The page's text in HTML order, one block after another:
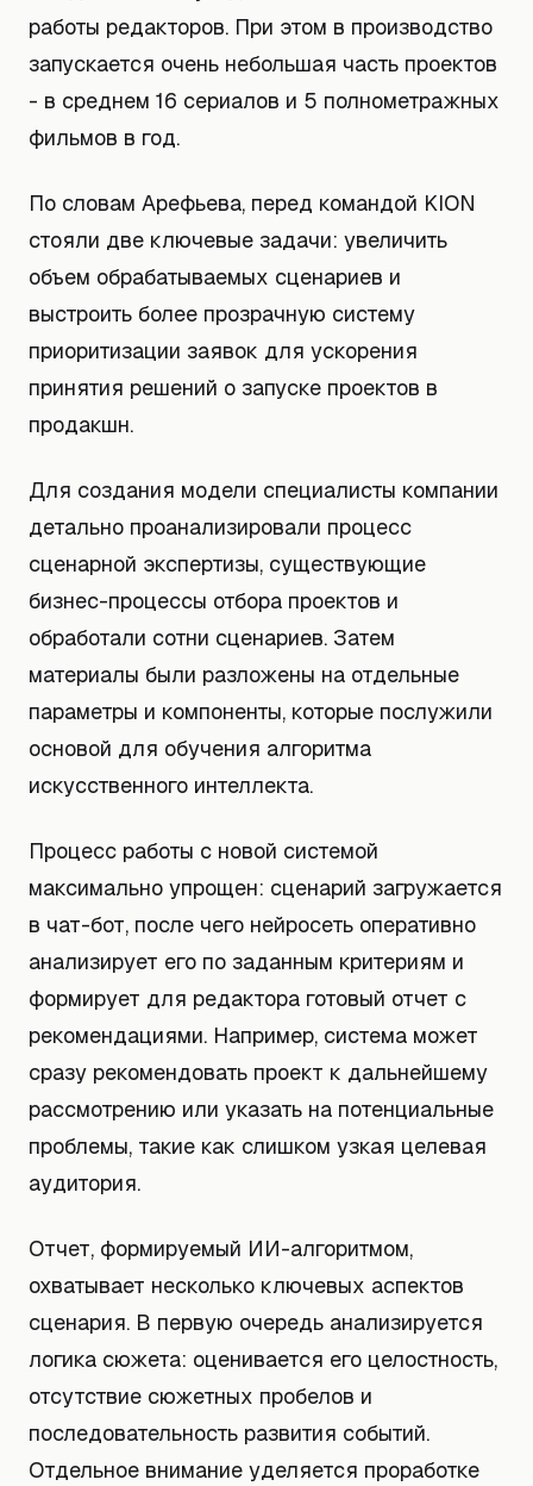
работы редакторов. При этом в производство
запускается очень небольшая часть проектов
- в среднем 16 сериалов и 5 полнометражных
фильмов в год.
По словам Арефьева, перед командой KION
стояли две ключевые задачи: увеличить
объем обрабатываемых сценариев и
выстроить более прозрачную систему
приоритизации заявок для ускорения
принятия решений о запуске проектов в
продакшн.
Для создания модели специалисты компании
детально проанализировали процесс
сценарной экспертизы, существующие
бизнес-процессы отбора проектов и
обработали сотни сценариев. Затем
материалы были разложены на отдельные
параметры и компоненты, которые послужили
основой для обучения алгоритма
искусственного интеллекта.
Процесс работы с новой системой
максимально упрощен: сценарий загружается
в чат-бот, после чего нейросеть оперативно
анализирует его по заданным критериям и
формирует для редактора готовый отчет с
рекомендациями. Например, система может
сразу рекомендовать проект к дальнейшему
рассмотрению или указать на потенциальные
проблемы, такие как слишком узкая целевая
аудитория.
Отчет, формируемый ИИ-алгоритмом,
охватывает несколько ключевых аспектов
сценария. В первую очередь анализируется
логика сюжета: оценивается его целостность,
отсутствие сюжетных пробелов и
последовательность развития событий.
Отдельное внимание уделяется проработке